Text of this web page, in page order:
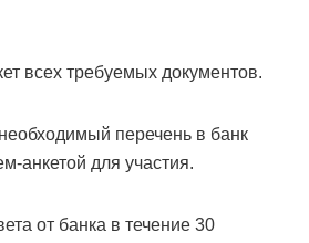
всех требуемых документов.
перечень в банк
анкетой для участия.
от банка в течение 30